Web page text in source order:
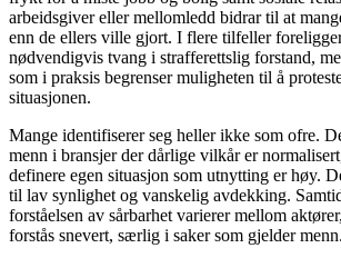
arbeidsgiver eller mellomledd bidrar til at
enn de ellers ville gjort. I flere tilfeller
nødvendigvis tvang i strafferettslig forstand,
som i praksis begrenser muligheten til å
situasjonen.
Mange identifiserer seg heller ikke som ofre.
menn i bransjer der dårlige vilkår er
definere egen situasjon som utnytting er høy.
til lav synlighet og vanskelig avdekking.
forståelsen av sårbarhet varierer mellom
forstås snevert, særlig i saker som gjelder menn.